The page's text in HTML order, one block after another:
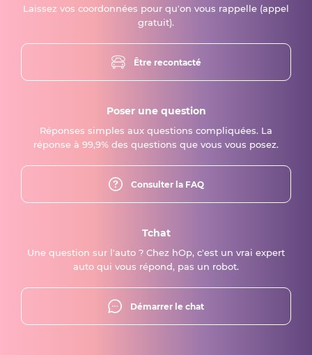
Laissez vos coordonnées pour qu'on vous rappelle (appel
gratuit).
Être recontacté
Poser une question
Réponses simples aux questions compliquées. La
réponse à 99,9% des questions que vous vous posez.
Consulter la FAQ
Tchat
Une question sur l'auto ? Chez hOp, c'est un vrai expert
auto qui vous répond, pas un robot.
Démarrer le chat